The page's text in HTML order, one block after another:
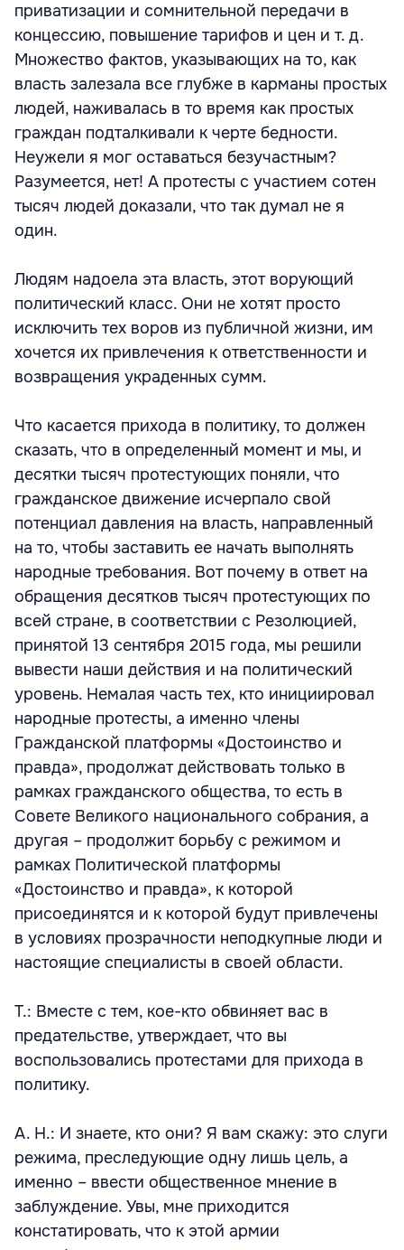
приватизации и сомнительной передачи в
концессию, повышение тарифов и цен и т. д.
Множество фактов, указывающих на то, как
власть залезала все глубже в карманы простых
людей, наживалась в то время как простых
граждан подталкивали к черте бедности.
Неужели я мог оставаться безучастным?
Разумеется, нет! А протесты с участием сотен
тысяч людей доказали, что так думал не я
один.
Людям надоела эта власть, этот ворующий
политический класс. Они не хотят просто
исключить тех воров из публичной жизни, им
хочется их привлечения к ответственности и
возвращения украденных сумм.
Что касается прихода в политику, то должен
сказать, что в определенный момент и мы, и
десятки тысяч протестующих поняли, что
гражданское движение исчерпало свой
потенциал давления на власть, направленный
на то, чтобы заставить ее начать выполнять
народные требования. Вот почему в ответ на
обращения десятков тысяч протестующих по
всей стране, в соответствии с Резолюцией,
принятой 13 сентября 2015 года, мы решили
вывести наши действия и на политический
уровень. Немалая часть тех, кто инициировал
народные протесты, а именно члены
Гражданской платформы «Достоинство и
правда», продолжат действовать только в
рамках гражданского общества, то есть в
Совете Великого национального собрания, а
другая – продолжит борьбу с режимом и
рамках Политической платформы
«Достоинство и правда», к которой
присоединятся и к которой будут привлечены
в условиях прозрачности неподкупные люди и
настоящие специалисты в своей области.
Т.: Вместе с тем, кое-кто обвиняет вас в
предательстве, утверждает, что вы
воспользовались протестами для прихода в
политику.
А. Н.: И знаете, кто они? Я вам скажу: это слуги
режима, преследующие одну лишь цель, а
именно – ввести общественное мнение в
заблуждение. Увы, мне приходится
констатировать, что к этой армии